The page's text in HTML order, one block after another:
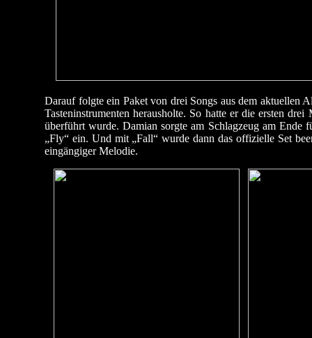
Darauf folgte ein Paket von drei Songs aus dem aktuellen
Tasteninstrumenten herausholte. So hatte er die ersten
überführt wurde. Damian sorgte am Schlagzeug am Ende
„Fly“ ein. Und mit „Fall“ wurde dann das offizielle Set
eingängiger Melodie.